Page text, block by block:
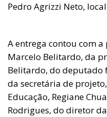
Pedro Agrizzi Neto,
A entrega contou com
Marcelo Belitardo, da
Belitardo, do deputado
da secretária de
Educação, Regiane
Rodrigues, do diretor